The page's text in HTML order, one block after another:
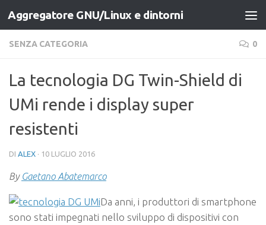
Salta al contenuto
Aggregatore GNU/Linux e dintorni
SENZA CATEGORIA 0
La tecnologia DG Twin-Shield di
UMi rende i display super
resistenti
DI ALEX · 10 LUGLIO 2016
By Gaetano Abatemarco
Da anni, i produttori di smartphone
sono stati impegnati nello sviluppo di dispositivi con